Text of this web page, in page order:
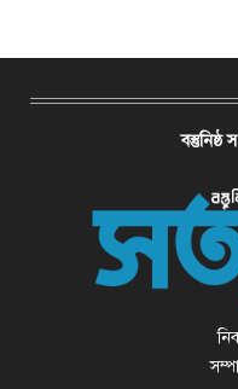
বস্তুনিষ্ঠ